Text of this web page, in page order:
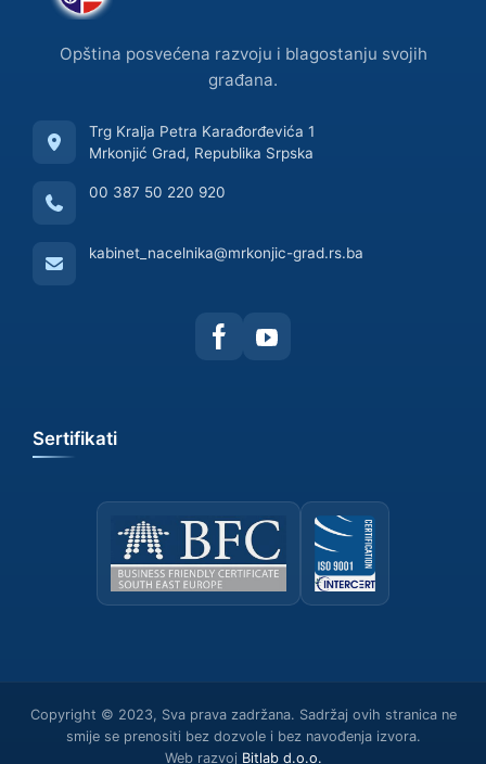
Opština posvećena razvoju i blagostanju svojih
građana.
Trg Kralja Petra Karađorđevića 1
Mrkonjić Grad, Republika Srpska
00 387 50 220 920
kabinet_nacelnika@mrkonjic-grad.rs.ba
Sertifikati
Copyright © 2023, Sva prava zadržana. Sadržaj ovih stranica ne
smije se prenositi bez dozvole i bez navođenja izvora.
Web razvoj Bitlab d.о.о.